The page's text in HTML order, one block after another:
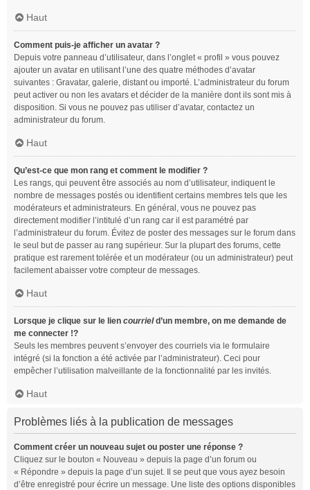
Haut
Comment puis-je afficher un avatar ?
Depuis votre panneau d’utilisateur, dans l’onglet « profil » vous pouvez
ajouter un avatar en utilisant l’une des quatre méthodes d’avatar
suivantes : Gravatar, galerie, distant ou importé. L’administrateur du forum
peut activer ou non les avatars et décider de la manière dont ils sont mis à
disposition. Si vous ne pouvez pas utiliser d’avatar, contactez un
administrateur du forum.
Haut
Qu’est-ce que mon rang et comment le modifier ?
Les rangs, qui peuvent être associés au nom d’utilisateur, indiquent le
nombre de messages postés ou identifient certains membres tels que les
modérateurs et administrateurs. En général, vous ne pouvez pas
directement modifier l’intitulé d’un rang car il est paramétré par
l’administrateur du forum. Évitez de poster des messages sur le forum dans
le seul but de passer au rang supérieur. Sur la plupart des forums, cette
pratique est rarement tolérée et un modérateur (ou un administrateur) peut
facilement abaisser votre compteur de messages.
Haut
Lorsque je clique sur le lien courrield’un membre, on me demande de
me connecter !?
Seuls les membres peuvent s’envoyer des courriels via le formulaire
intégré (si la fonction a été activée par l’administrateur). Ceci pour
empêcher l’utilisation malveillante de la fonctionnalité par les invités.
Haut
Problèmes liés à la publication de messages
Comment créer un nouveau sujet ou poster une réponse ?
Cliquez sur le bouton « Nouveau » depuis la page d’un forum ou
« Répondre » depuis la page d’un sujet. Il se peut que vous ayez besoin
d’être enregistré pour écrire un message. Une liste des options disponibles